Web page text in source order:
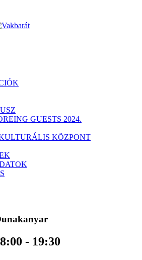
GUESTS 2024.
KÖZPONT
- 19:30